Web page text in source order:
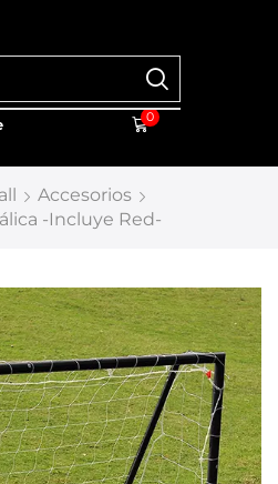
0
Accesorios
-Incluye Red-